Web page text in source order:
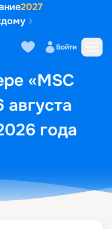
2027
Войти
«MSC
августа
года
Маршрут и